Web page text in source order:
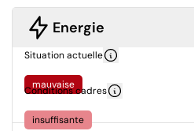
Energie
Situation actuelle
mauvaise
Conditions cadres
insuffisante